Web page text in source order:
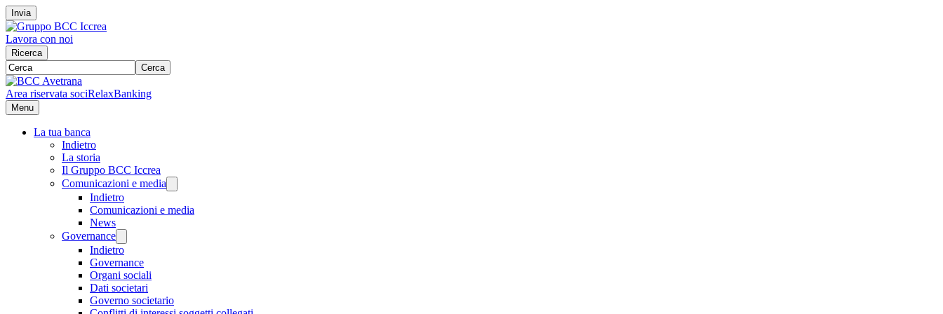
Invia
Lavora con noi
Ricerca
Cerca
Area riservata sociRelaxBanking
Menu
La tua banca
Indietro
La storia
Il Gruppo BCC Iccrea
Comunicazioni e media
Indietro
Comunicazioni e media
News
Governance
Indietro
Governance
Organi sociali
Dati societari
Governo societario